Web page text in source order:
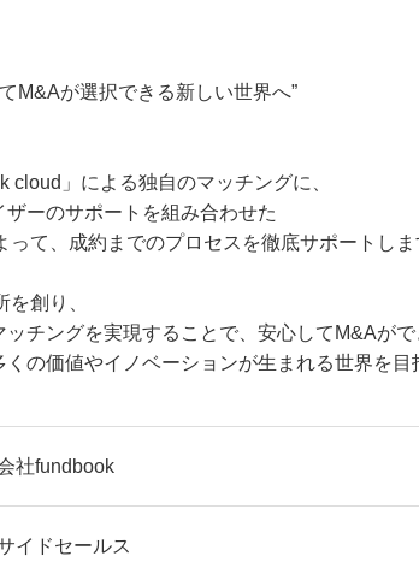
M&Aが選択できる新しい世界へ”
cloud」による独自のマッチングに、
ーのサポートを組み合わせた
って、成約までのプロセスを徹底サポートしま
創り、
チングを実現することで、安心してM&Aがで
の価値やイノベーションが生まれる世界を目
社fundbook
イドセールス